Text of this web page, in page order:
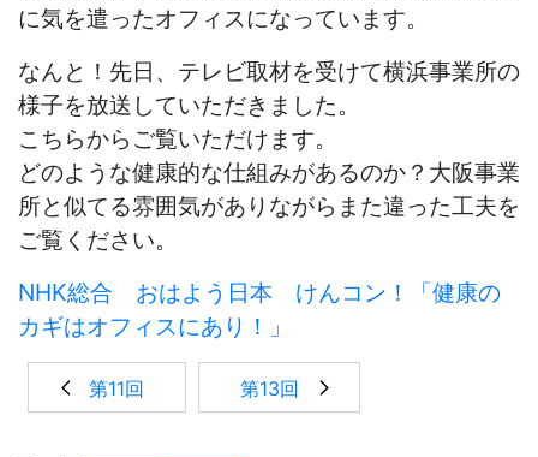
に気を遣ったオフィスになっています。
なんと！先日、テレビ取材を受けて横浜事業所の
様子を放送していただきました。
こちらからご覧いただけます。
どのような健康的な仕組みがあるのか？大阪事業
所と似てる雰囲気がありながらまた違った工夫を
ご覧ください。
NHK総合 おはよう日本 けんコン！「健康の
カギはオフィスにあり！」
第11回 第13回